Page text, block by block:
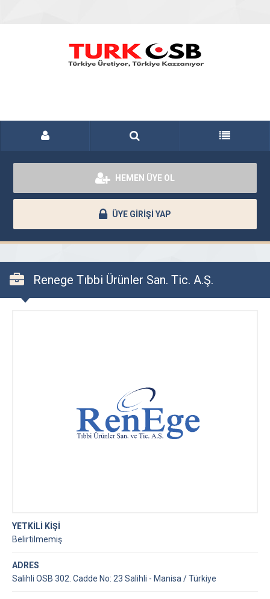
HEMEN ÜYE OL
ÜYE GİRİŞİ YAP
Renege Tıbbi Ürünler San. Tic. A.Ş.
YETKİLİ KİŞİ
Belirtilmemiş
ADRES
Salihli OSB 302. Cadde No: 23 Salihli - Manisa / Türkiye